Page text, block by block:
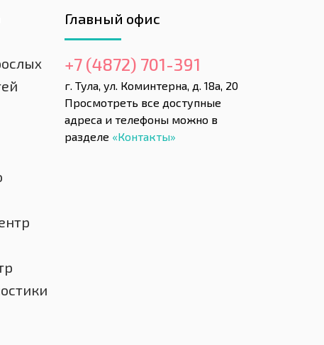
Главный офис
+7 (4872) 701-391
г. Тула, ул. Коминтерна, д. 18а, 20
Просмотреть все доступные
адреса и телефоны можно в
разделе «Контакты»